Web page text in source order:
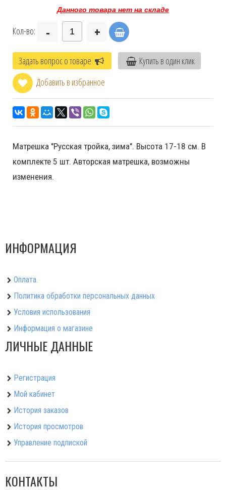
Данного товара нет на складе
Кол-во: - +
Задать вопрос о товаре
Купить в один клик
Добавить в избранное
Матрешка "Русская тройка, зима". Высота 17-18 см. В
комплекте 5 шт. Авторская матрешка, возможны
изменения.
ИНФОРМАЦИЯ
Оплата.
Политика обработки персональных данных
Условия использования
Информация о магазине
ЛИЧНЫЕ ДАННЫЕ
Регистрация
Мой кабинет
История заказов
История просмотров
Управление подпиской
КОНТАКТЫ